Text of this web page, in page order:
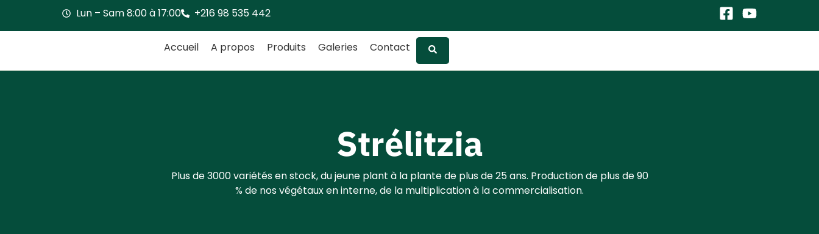
Lun – Sam 8:00 à 17:00 +216 98 535 442
Accueil A propos Produits Galeries Contact
Strélitzia
Plus de 3000 variétés en stock, du jeune plant à la plante de plus de 25 ans. Production de plus de 90
% de nos végétaux en interne, de la multiplication à la commercialisation.